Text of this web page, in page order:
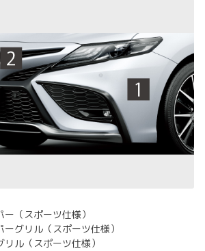
（スポーツ仕様）
ーグリル（スポーツ仕様）
ル（スポーツ仕様）